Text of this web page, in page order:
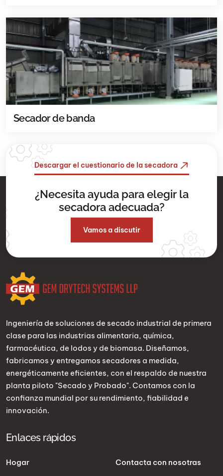
Secador de banda
Descargar el cuestionario de la secadora
¿Necesita ayuda para elegir la
secadora adecuada?
Vamos a discutir
Ingeniería de soluciones de secado industrial de primera
clase para las industrias alimentaria, química,
farmacéutica, de lodos y de biomasa. Diseñamos,
fabricamos y entregamos secadores a medida,
energéticamente eficientes, con el respaldo de nuestra
planta piloto "Secado y Probado". Contamos con la
confianza mundial por su rendimiento, fiabilidad e
innovación.
Enlaces rápidos
Hogar
Contacta con nosotras